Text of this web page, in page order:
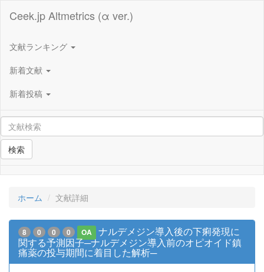
Ceek.jp Altmetrics (α ver.)
文献ランキング
新着文献
新着投稿
検索
ホーム 文献詳細
8 0 0 0 OA
ナルデメジン導入後の下痢発現に
関する予測因子─ナルデメジン導入前のオピオイド鎮
痛薬の投与期間に着目した解析─